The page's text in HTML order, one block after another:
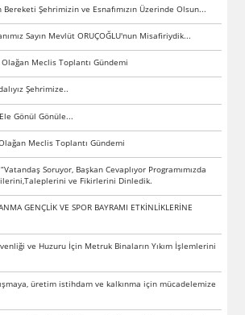
Bereketi Şehrimizin ve Esnafımızın Üzerinde Olsun...
Sayın Mevlüt ORUÇOĞLU'nun Misafiriydik...
Olağan Meclis Toplantı Gündemi
Şehrimize..
Gönül Gönüle...
Meclis Toplantı Gündemi
Soruyor, Başkan Cevaplıyor Programımızda
ve Fikirlerini Dinledik.
GENÇLİK VE SPOR BAYRAMI ETKİNLİKLERİNE
ve Huzuru İçin Metruk Binaların Yıkım İşlemlerini
üretim istihdam ve kalkınma için mücadelemize